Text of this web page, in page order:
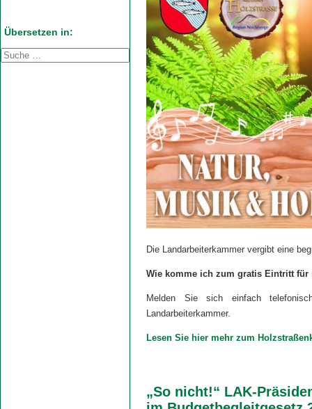
Übersetzen in:
Die Landarbeiterkammer vergibt eine
Wie komme ich zum gratis Eintritt
Melden Sie sich einfach
Landarbeiterkammer.
Lesen Sie hier mehr zum
„So nicht!“ LAK-